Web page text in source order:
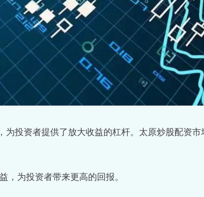
投资者提供了放大收益的杠杆。太原炒股配资
为投资者带来更高的回报。